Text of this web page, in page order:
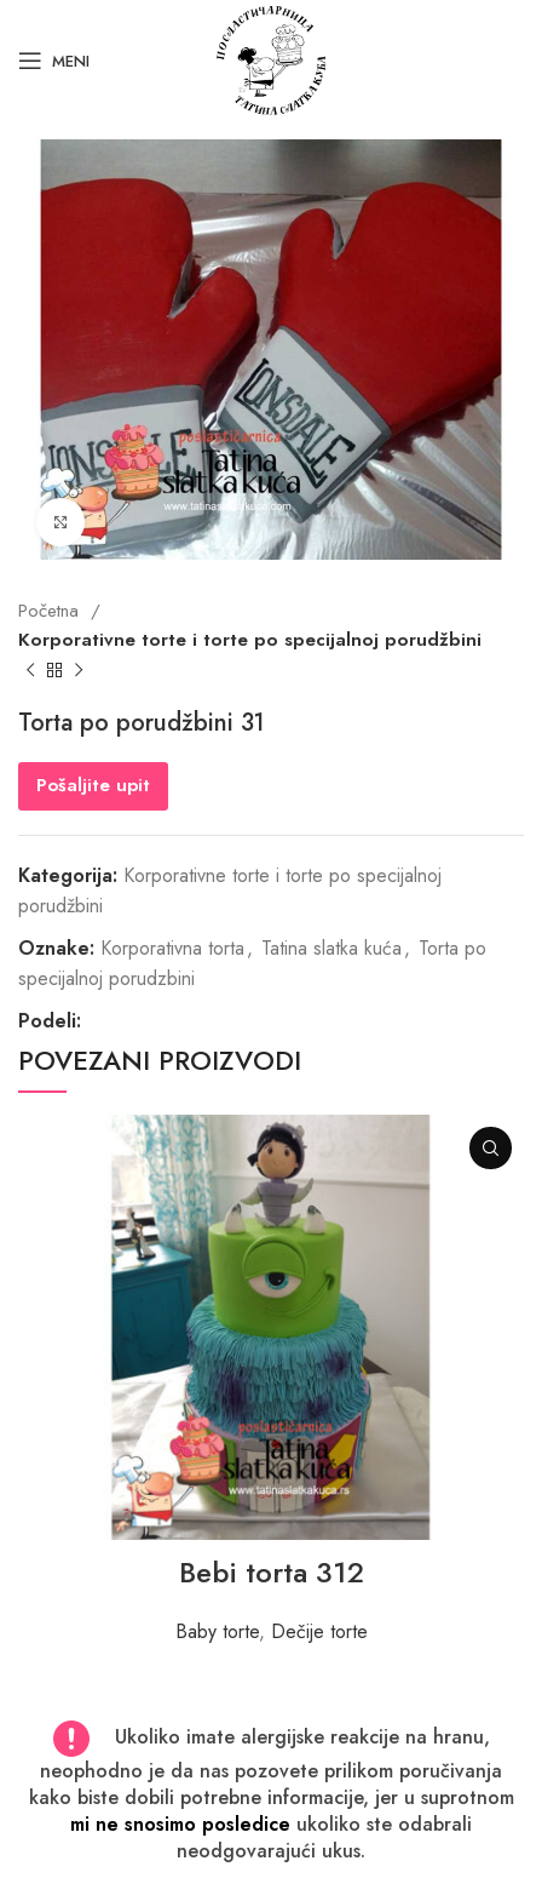
MENI
Kliknite za uvećanje
Početna
Korporativne torte i torte po specijalnoj porudžbini
Torta po porudžbini 31
Pošaljite upit
Kategorija: Korporativne torte i torte po specijalnoj
porudžbini
Oznake: Korporativna torta, Tatina slatka kuća, Torta po
specijalnoj porudzbini
Podeli:
POVEZANI PROIZVODI
Bebi torta 312
Baby torte, Dečije torte
Ukoliko imate alergijske reakcije na hranu,
neophodno je da nas pozovete prilikom poručivanja
kako biste dobili potrebne informacije, jer u suprotnom
mi ne snosimo posledice ukoliko ste odabrali
neodgovarajući ukus.